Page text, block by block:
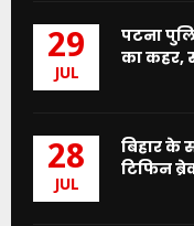
29
JUL
पटना
का कहर,
28
JUL
बिहार के
टिफिन